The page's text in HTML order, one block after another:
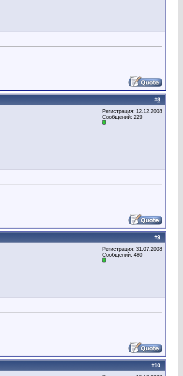
#8
Регистрация: 12.12.2008
Сообщений: 229
#9
Регистрация: 31.07.2008
Сообщений: 480
#10